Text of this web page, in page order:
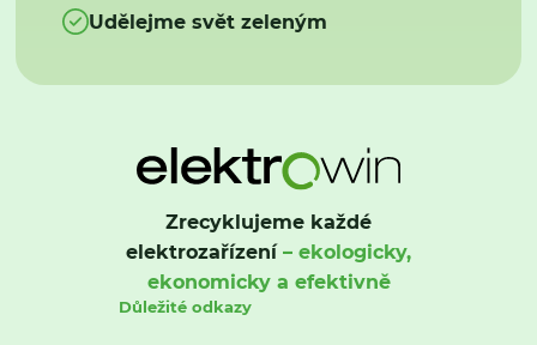
Udělejme svět zeleným
Zrecyklujeme každé
elektrozařízení– ekologicky,
ekonomicky a efektivně
Důležité odkazy